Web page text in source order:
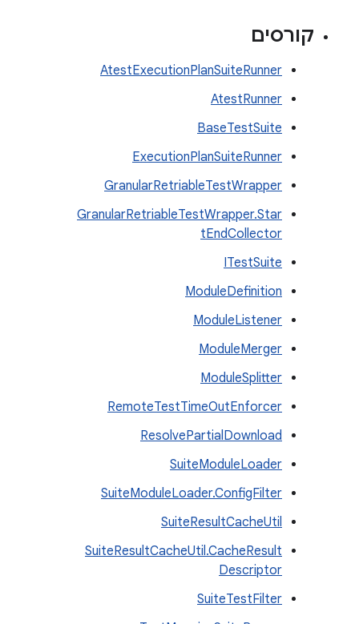
קורסים
AtestExecutionPlanSuiteRunner
AtestRunner
BaseTestSuite
ExecutionPlanSuiteRunner
GranularRetriableTestWrapper
GranularRetriableTestWrapper.Star
tEndCollector
ITestSuite
ModuleDefinition
ModuleListener
ModuleMerger
ModuleSplitter
RemoteTestTimeOutEnforcer
ResolvePartialDownload
SuiteModuleLoader
SuiteModuleLoader.ConfigFilter
SuiteResultCacheUtil
SuiteResultCacheUtil.CacheResult
Descriptor
SuiteTestFilter